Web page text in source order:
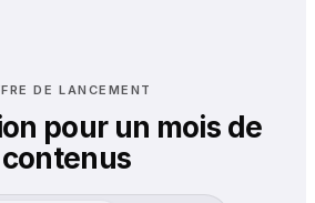
DE LANCEMENT
pour un mois de
contenus